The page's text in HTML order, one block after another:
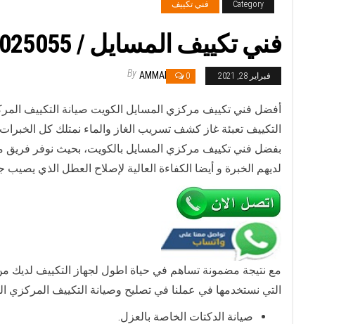
Category فني تكييف
فني تكييف المسايل / 98025055 / فني تكييف مركزي هندي المسايل بالكويت
فبراير 28, 2021 0
By AMMAR
أفضل فني تكييف مركزي المسايل الكويت صيانة التكييف
التكييف تعبئة غاز كشف تسريب الغاز والماء نمتلك كل
بفضل فني تكييف مركزي المسايل بالكويت، بحيث نوفر فريق
لديهم الخبرة و أيضا الكفاءة العالية لإصلاح العطل الذي
مع نتيجة مضمونة تساهم في حياة اطول لجهاز التكييف لديك
التي نستخدمها في عملنا في تصليح وصيانة التكييف المركزي
صيانة الدكتات الخاصة بالعزل.